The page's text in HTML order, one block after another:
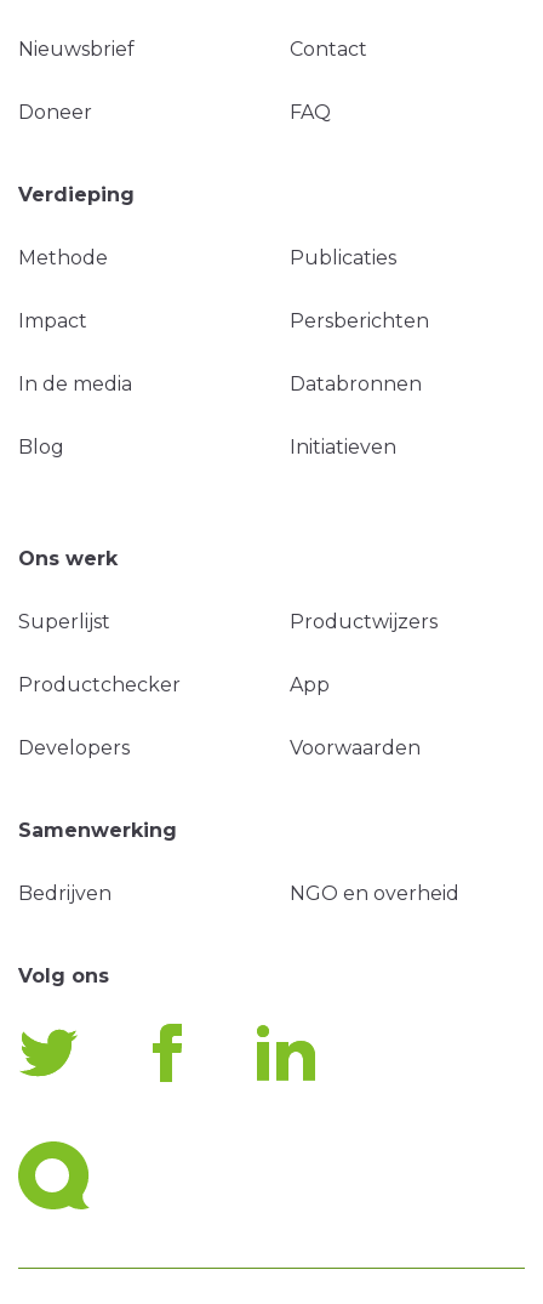
Nieuwsbrief Contact
Doneer FAQ
Verdieping
Methode Publicaties
Impact Persberichten
In de media Databronnen
Blog Initiatieven
Ons werk
Superlijst Productwijzers
Productchecker App
Developers Voorwaarden
Samenwerking
Bedrijven NGO en overheid
Volg ons